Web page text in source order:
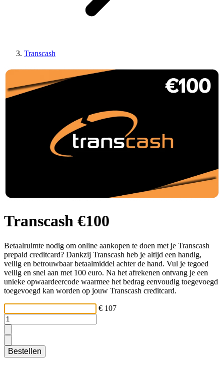
Transcash
Transcash €100
Betaalruimte nodig om online aankopen te doen met je Transcash
prepaid creditcard? Dankzij Transcash heb je altijd een handig,
veilig en betrouwbaar betaalmiddel achter de hand. Vul je tegoed
veilig en snel aan met 100 euro. Na het afrekenen ontvang je een
unieke opwaardeercode waarmee het bedrag eenvoudig toegevoegd
toegevoegd kan worden op jouw Transcash creditcard.
€ 107
Bestellen